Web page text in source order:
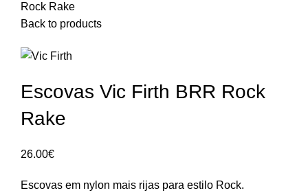
Rock Rake
Back to products
Escovas Vic Firth BRR Rock
Rake
26.00€
Escovas em nylon mais rijas para estilo Rock.